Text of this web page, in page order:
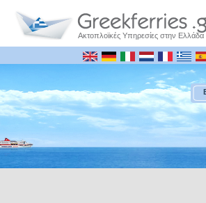
Ακτοπλοϊκές Υπηρεσίες στην Ελλάδα